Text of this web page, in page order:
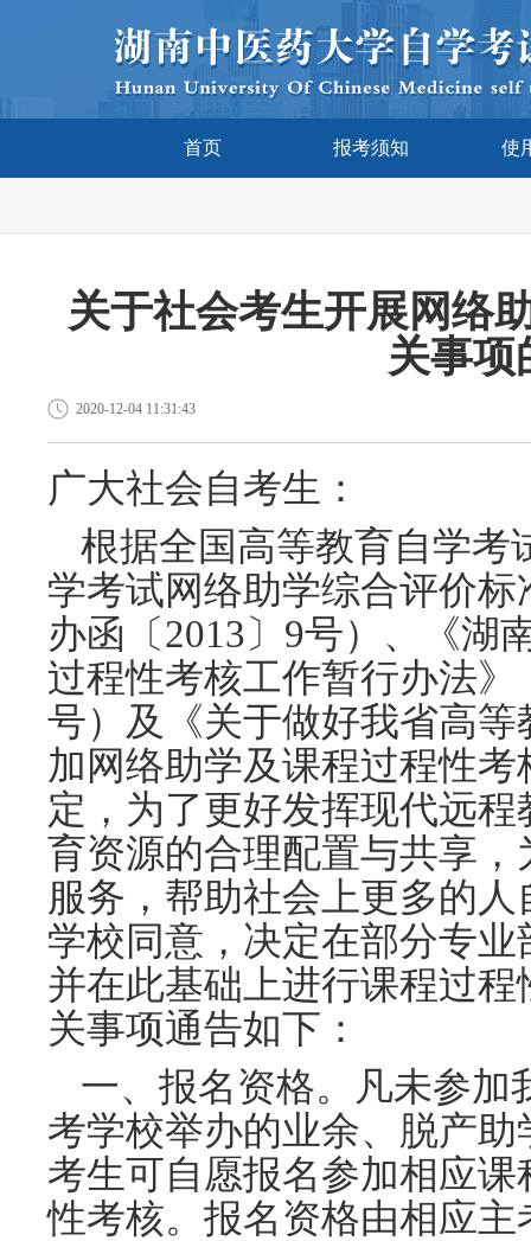
首页 报考须知 使
关于社会考生开展网络
关事项
2020-12-04 11:31:43
广大社会自考生：
根据全国高等教育自学考
学考试网络助学综合评价
办函〔2013〕9号）、《湖
过程性考核工作暂行办法》
号）及《关于做好我省高
加网络助学及课程过程性
定，为了更好发挥现代远
育资源的合理配置与共享
服务，帮助社会上更多的
学校同意，决定在部分专
并在此基础上进行课程过
关事项通告如下：
一、报名资格。凡未参加
考学校举办的业余、脱产
考生可自愿报名参加相应
性考核。报名资格由相应